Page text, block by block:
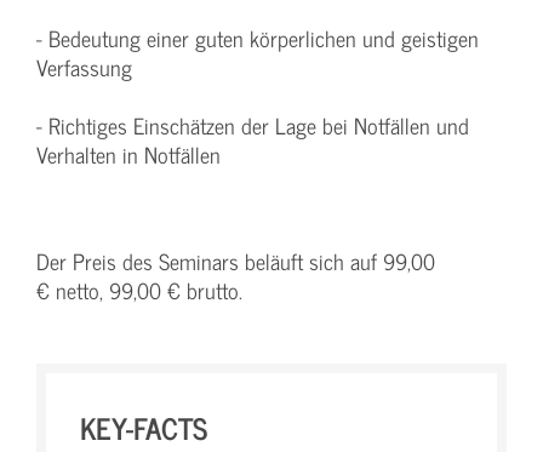
- Bedeutung einer guten körperlichen und geistigen
Verfassung
- Richtiges Einschätzen der Lage bei Notfällen und
Verhalten in Notfällen
Der Preis des Seminars beläuft sich auf 99,00
€ netto, 99,00 € brutto.
KEY-FACTS